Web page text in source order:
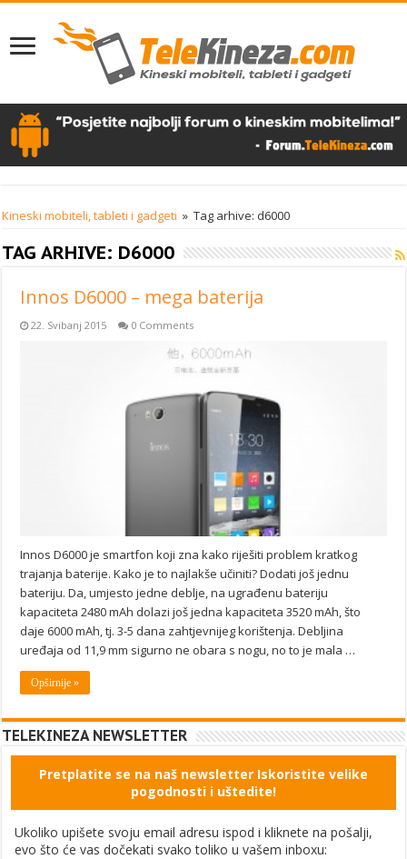
Kineski mobiteli, tableti i gadgeti » Tag arhive: d6000
TAG ARHIVE: D6000
Innos D6000 – mega baterija
22. Svibanj 2015 0 Comments
Innos D6000 je smartfon koji zna kako riješiti problem kratkog
trajanja baterije. Kako je to najlakše učiniti? Dodati još jednu
bateriju. Da, umjesto jedne deblje, na ugrađenu bateriju
kapaciteta 2480 mAh dolazi još jedna kapaciteta 3520 mAh, što
daje 6000 mAh, tj. 3-5 dana zahtjevnijeg korištenja. Debljina
uređaja od 11,9 mm sigurno ne obara s nogu, no to je mala …
Opširnije »
TELEKINEZA NEWSLETTER
Pretplatite se na naš newsletter Iskoristite velike
pogodnosti i uštedite!
Ukoliko upišete svoju email adresu ispod i kliknete na pošalji,
evo što će vas dočekati svako toliko u vašem inboxu: